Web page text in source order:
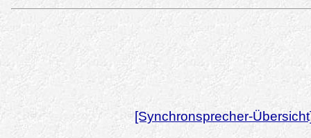
[Synchronsprecher-